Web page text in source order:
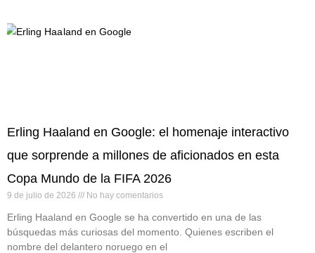
Erling Haaland en Google: el homenaje interactivo
que sorprende a millones de aficionados en esta
Copa Mundo de la FIFA 2026
9 de julio de 2026 No hay comentarios
Erling Haaland en Google se ha convertido en una de las
búsquedas más curiosas del momento. Quienes escriben el
nombre del delantero noruego en el